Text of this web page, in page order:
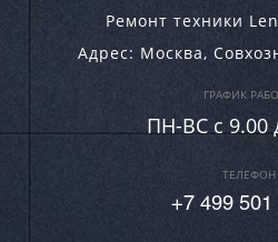
Ремонт техники
Адрес: Москва,
ГРАФИК
ПН-ВC c 9.00
ТЕЛЕФОН
+7 499 501